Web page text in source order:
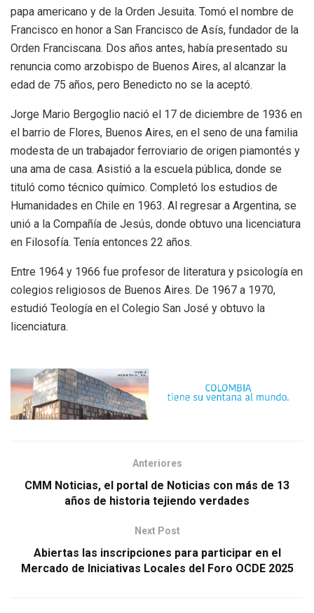
papa americano y de la Orden Jesuita. Tomó el nombre de
Francisco en honor a San Francisco de Asís, fundador de la
Orden Franciscana. Dos años antes, había presentado su
renuncia como arzobispo de Buenos Aires, al alcanzar la
edad de 75 años, pero Benedicto no se la aceptó.
Jorge Mario Bergoglio nació el 17 de diciembre de 1936 en
el barrio de Flores, Buenos Aires, en el seno de una familia
modesta de un trabajador ferroviario de origen piamontés y
una ama de casa. Asistió a la escuela pública, donde se
tituló como técnico químico. Completó los estudios de
Humanidades en Chile en 1963. Al regresar a Argen­tina, se
unió a la Compañía de Jesús, donde obtuvo una licenciatura
en Filosofía. Tenía entonces 22 años.
Entre 1964 y 1966 fue profesor de literatura y psicología en
colegios religiosos de Buenos Aires. De 1967 a 1970,
estudió Teología en el Colegio San José y obtuvo la
licenciatura.
Anteriores
CMM Noticias, el portal de Noticias con más de 13
años de historia tejiendo verdades
Next Post
Abiertas las inscripciones para participar en el
Mercado de Iniciativas Locales del Foro OCDE 2025